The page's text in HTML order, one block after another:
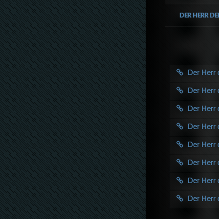
DER HERR
Der Herr
Der Herr
Der Herr
Der Herr
Der Herr
Der Herr
Der Herr
Der Herr